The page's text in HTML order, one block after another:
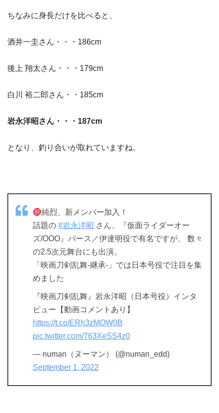
ちなみに身長だけを比べると、
酒井一圭さん・・・186cm
後上 翔太さん・・・179cm
白川 裕二郎さん・・185cm
岩永洋昭さん・・・187cm
となり、釣り合いが取れていますね。
純烈、新メンバー加入！
話題の #岩永洋昭 さん、『仮面ライダーオー
ズ/OOO』バース／伊達明役で有名ですが、 数々
の2.5次元舞台にも出演。
「映画刀剣乱舞-継承-」では日本号役で注目を集
めました
『映画刀剣乱舞』岩永洋昭（日本号役）インタ
ビュー【動画コメントあり】
https://t.co/ERh3zMOW0B
pic.twitter.com/763XeSS4z0
— numan（ヌーマン） (@numan_edd)
September 1, 2022